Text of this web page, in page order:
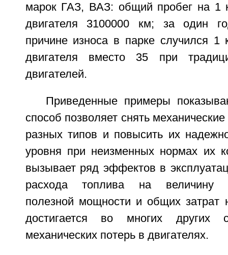
марок ГАЗ, ВАЗ: общий пробег на 1
двигателя 3100000 км; за один
причине износа в парке случился 1
двигателя вместо 35 при
двигателей.
Приведенные примеры
способ позволяет снять
разных типов и повысить их
уровня при неизменных нормах их
вызывает ряд эффектов в
расхода топлива на величину
полезной мощности и общих затрат
достигается во многих других
механических потерь в двигателях.